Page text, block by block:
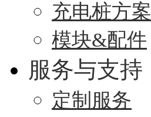
充电桩方案
模块&配件
服务与支持
定制服务